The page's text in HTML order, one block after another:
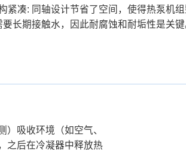
紧凑: 同轴设计节省了空间，使得热泵机
长期接触水，因此耐腐蚀和耐垢性是关
吸收环境（如空气、
之后在冷凝器中释放热